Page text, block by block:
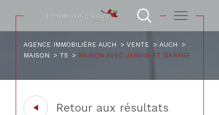
AGENCE IMMOBILIÈRE AUCH VENTE
AUCH
MAISON
T5 MAISON AVEC JARDIN ET GARAGE
Retour aux résultats